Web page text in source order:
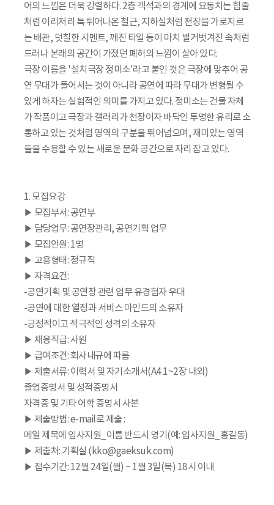
어의 느낌은 더욱 강렬하다. 2층 객석과의 경계에 요동치는 힘줄
처럼 이리저리 툭 튀어나온 철근, 지하실처럼 천장을 가로지르
는 배관, 덧칠한 시멘트, 깨진 타일 등이 마치 벌거벗겨진 속처럼
드러나 본래의 공간이 가졌던 폐허의 느낌이 살아 있다.
극장 이름을 '설치극장 정미소'라고 붙인 것은 극장에 맞추어 공
연 무대가 들어서는 것이 아니라 공연에 따라 무대가 변형될 수
있게 하자는 실험적인 의미를 가지고 있다. 정미소는 건물 자체
가 작품이고 극장과 갤러리가 천장이자 바닥인 투명한 유리로 소
통하고 있는 것처럼 영역의 구분을 뛰어넘으며, 재미있는 영역
들을 수용할 수 있는 새로운 문화 공간으로 자리 잡고 있다.
1. 모집요강
▶ 모집부서: 공연부
▶ 담당업무: 공연장관리, 공연기획 업무
▶ 모집인원: 1명
▶ 고용형태: 정규직
▶ 자격요건:
-공연기획 및 공연장 관련 업무 유경험자 우대
-공연에 대한 열정과 서비스 마인드의 소유자
-긍정적이고 적극적인 성격의 소유자
▶ 채용직급: 사원
▶ 급여조건: 회사내규에 따름
▶ 제출서류: 이력서 및 자기소개서(A4 1~2장 내외)
졸업증명서 및 성적증명서
자격증 및 기타 어학 증명서 사본
▶ 제출방법: e-mail로 제출 :
메일 제목에 입사지원_이름 반드시 명기(예: 입사지원_홍길동)
▶ 제출처: 기획실 (kko@gaeksuk.com)
▶ 접수기간: 12월 24일(월) ~ 1월 3일(목) 18시 이내